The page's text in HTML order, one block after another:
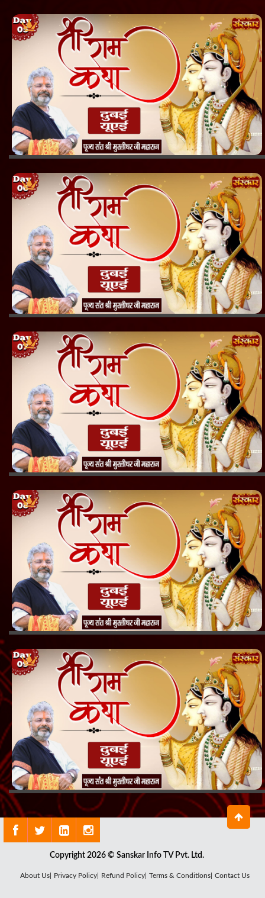
Copyright 2026 © Sanskar Info TV Pvt. Ltd.
About Us| Privacy Policy| Refund Policy| Terms & Conditions| Contact Us